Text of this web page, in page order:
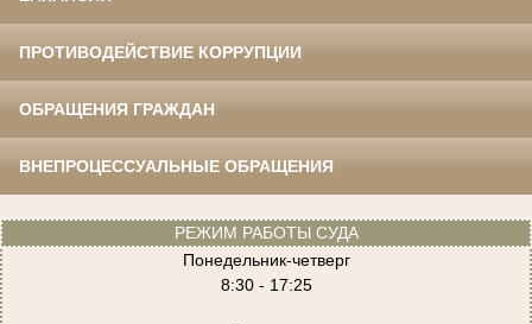
ПРОТИВОДЕЙСТВИЕ КОРРУПЦИИ
ОБРАЩЕНИЯ ГРАЖДАН
ВНЕПРОЦЕССУАЛЬНЫЕ ОБРАЩЕНИЯ
РЕЖИМ РАБОТЫ СУДА
Понедельник-четверг
8:30 - 17:25